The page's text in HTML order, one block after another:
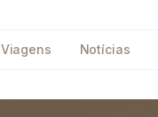
Viagens Notícias